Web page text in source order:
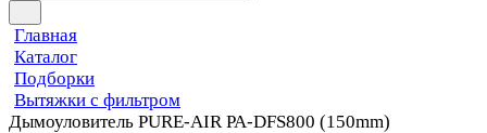
Главная
Каталог
Подборки
Вытяжки с фильтром
Дымоуловитель PURE-AIR PA-DFS800 (150mm)